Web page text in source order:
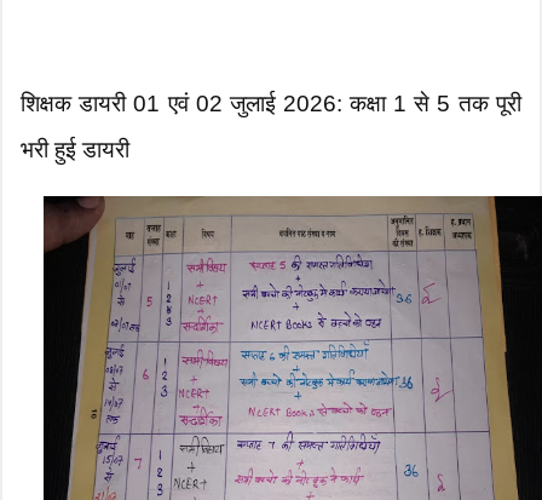
शिक्षक डायरी 01 एवं 02 जुलाई 2026: कक्षा 1 से 5 तक पूरी
भरी हुई डायरी